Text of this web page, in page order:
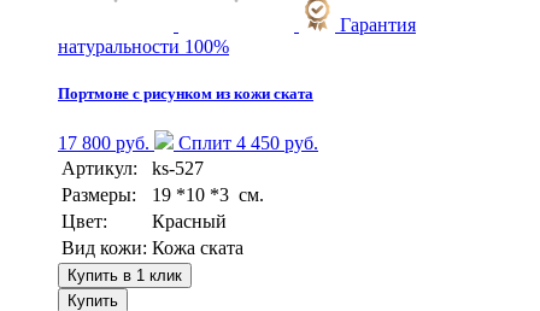
Гарантия
натуральности 100%
Портмоне с рисунком из кожи ската
17 800 руб.
Сплит 4 450 руб.
Артикул:
ks-527
Размеры:
19 *10 *3 см.
Цвет:
Красный
Вид кожи: Кожа ската
Купить в 1 клик
Купить